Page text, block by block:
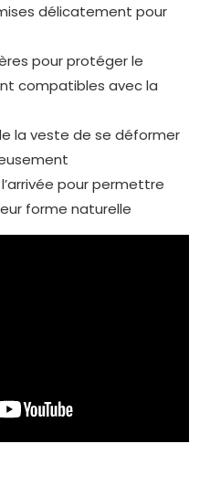
délicatement pour
pour protéger le
compatibles avec la
la veste de se déformer
pour permettre
forme naturelle